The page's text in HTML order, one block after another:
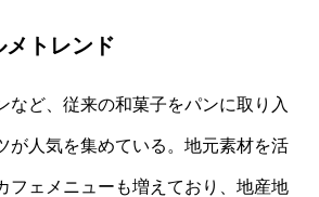
トレンド
など、従来の和菓子をパンに取り入
が人気を集めている。地元素材を活
フェメニューも増えており、地産地